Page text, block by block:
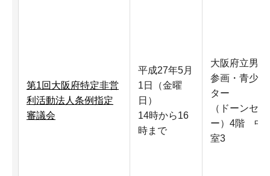
第1回大阪府特定非営
利活動法人条例指定
審議会
平成27年5月
1日（金曜
日）
14時から16
時まで
大阪府立男
参画・青少
ター
（ドーンセ
ー）4階 中
室3